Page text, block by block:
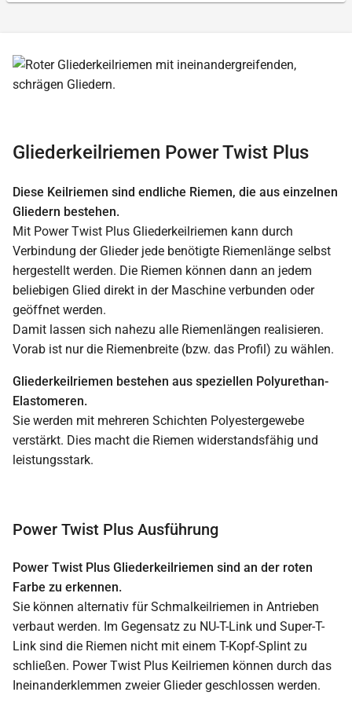
Gliederkeilriemen Power Twist Plus
Diese Keilriemen sind endliche Riemen, die aus einzelnen
Gliedern bestehen.
Mit Power Twist Plus Gliederkeilriemen kann durch
Verbindung der Glieder jede benötigte Riemenlänge selbst
hergestellt werden. Die Riemen können dann an jedem
beliebigen Glied direkt in der Maschine verbunden oder
geöffnet werden.
Damit lassen sich nahezu alle Riemenlängen realisieren.
Vorab ist nur die Riemenbreite (bzw. das Profil) zu wählen.
Gliederkeilriemen bestehen aus speziellen Polyurethan-
Elastomeren.
Sie werden mit mehreren Schichten Polyestergewebe
verstärkt. Dies macht die Riemen widerstandsfähig und
leistungsstark.
Power Twist Plus Ausführung
Power Twist Plus Gliederkeilriemen sind an der roten
Farbe zu erkennen.
Sie können alternativ für Schmalkeilriemen in Antrieben
verbaut werden. Im Gegensatz zu NU-T-Link und Super-T-
Link sind die Riemen nicht mit einem T-Kopf-Splint zu
schließen. Power Twist Plus Keilriemen können durch das
Ineinanderklemmen zweier Glieder geschlossen werden.